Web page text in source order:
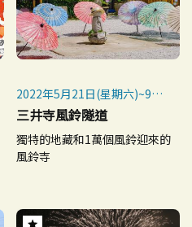
2022年5月21日(星期六)~9月
30日(星期五)
三)中止了。
三井寺風鈴隧道
獨特的地藏和1萬個風鈴迎來的
風鈴寺